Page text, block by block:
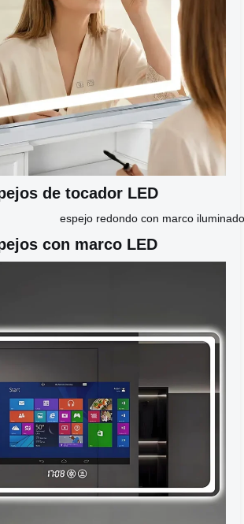
de tocador LED
con marco LED